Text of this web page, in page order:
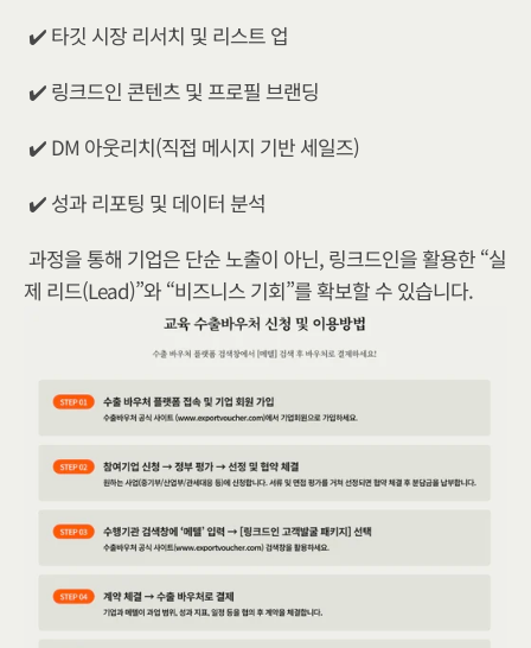
✔️ 타깃 시장 리서치 및 리스트 업
✔️ 링크드인 콘텐츠 및 프로필 브랜딩
✔️ DM 아웃리치(직접 메시지 기반 세일즈)
✔️ 성과 리포팅 및 데이터 분석
과정을 통해 기업은 단순 노출이 아닌, 링크드인을 활용한 “실
제 리드(Lead)”와 “비즈니스 기회”를 확보할 수 있습니다.